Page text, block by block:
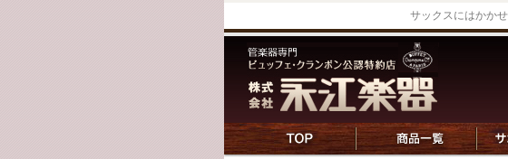
サックスにはかか